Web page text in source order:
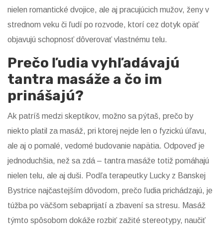
nielen romantické dvojice, ale aj pracujúcich mužov, ženy v
strednom veku či ľudí po rozvode, ktorí cez dotyk opäť
objavujú schopnosť dôverovať vlastnému telu.
Prečo ľudia vyhľadávajú
tantra masáže a čo im
prinášajú?
Ak patríš medzi skeptikov, možno sa pýtaš, prečo by
niekto platil za masáž, pri ktorej nejde len o fyzickú úľavu,
ale aj o pomalé, vedomé budovanie napätia. Odpoveď je
jednoduchšia, než sa zdá – tantra masáže totiž pomáhajú
nielen telu, ale aj duši. Podľa terapeutky Lucky z Banskej
Bystrice najčastejším dôvodom, prečo ľudia prichádzajú, je
túžba po väčšom sebaprijatí a zbavení sa stresu. Masáž
týmto spôsobom dokáže rozbiť zažité stereotypy, naučiť